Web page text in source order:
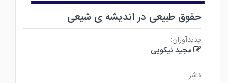
حقوق طبیعی در اندیشه ی شیعی
پدیدآوران:
مجید نیکویی
ناشر: